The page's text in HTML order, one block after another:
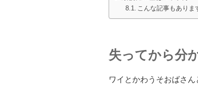
こんな記事もありま
失ってから分
ワイとかわうそおばさ